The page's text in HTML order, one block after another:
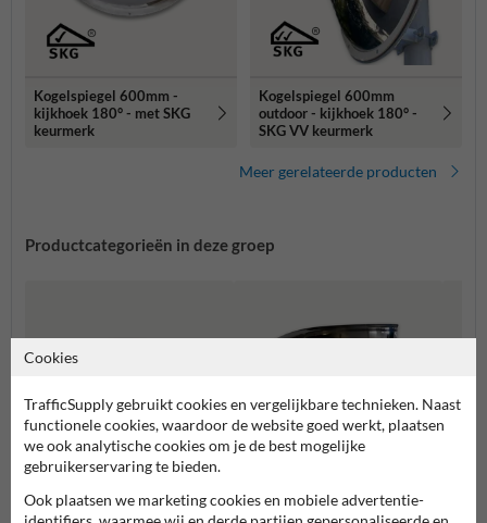
Kogelspiegel 600mm -
kijkhoek 180° - met SKG
keurmerk
Kogelspiegel 600mm
outdoor - kijkhoek 180° -
SKG VV keurmerk
Meer gerelateerde producten
Productcategorieën in deze groep
Politie keurmerk (SKG) Parkeergarages
Cookies
TrafficSupply gebruikt cookies en vergelijkbare technieken. Naast
functionele cookies, waardoor de website goed werkt, plaatsen
we ook analytische cookies om je de best mogelijke
gebruikerservaring te bieden.
Ook plaatsen we marketing cookies en mobiele advertentie-